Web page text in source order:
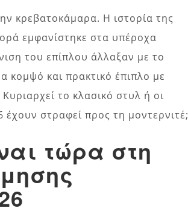
κρεβατοκάμαρα. Η ιστορία της
εμφανίστηκε στα υπέροχα
του επίπλου άλλαξαν με το
και πρακτικό έπιπλο με
το κλασικό στυλ ή οι
στραφεί προς τη μοντερνιτέ;
τώρα στη